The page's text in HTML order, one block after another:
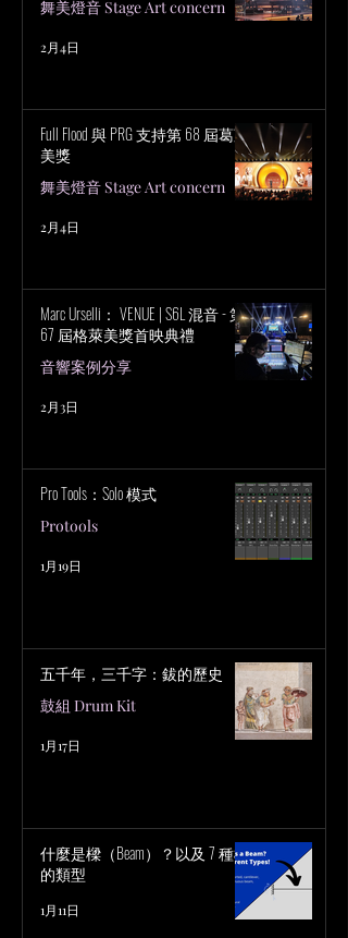
舞美燈音 Stage Art concern
2月4日
Full Flood 與 PRG 支持第 68 屆葛萊
美獎
舞美燈音 Stage Art concern
2月4日
Marc Urselli： VENUE | S6L 混音 - 第
67 屆格萊美獎首映典禮
音響案例分享
2月3日
Pro Tools：Solo 模式
Protools
1月19日
五千年，三千字：鈸的歷史
鼓組 Drum Kit
1月17日
什麼是樑（Beam）？以及 7 種樑
的類型
1月11日